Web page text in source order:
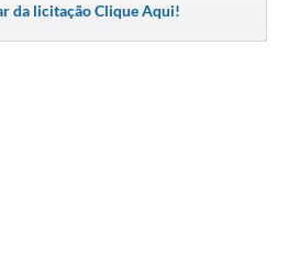
da licitação Clique Aqui!